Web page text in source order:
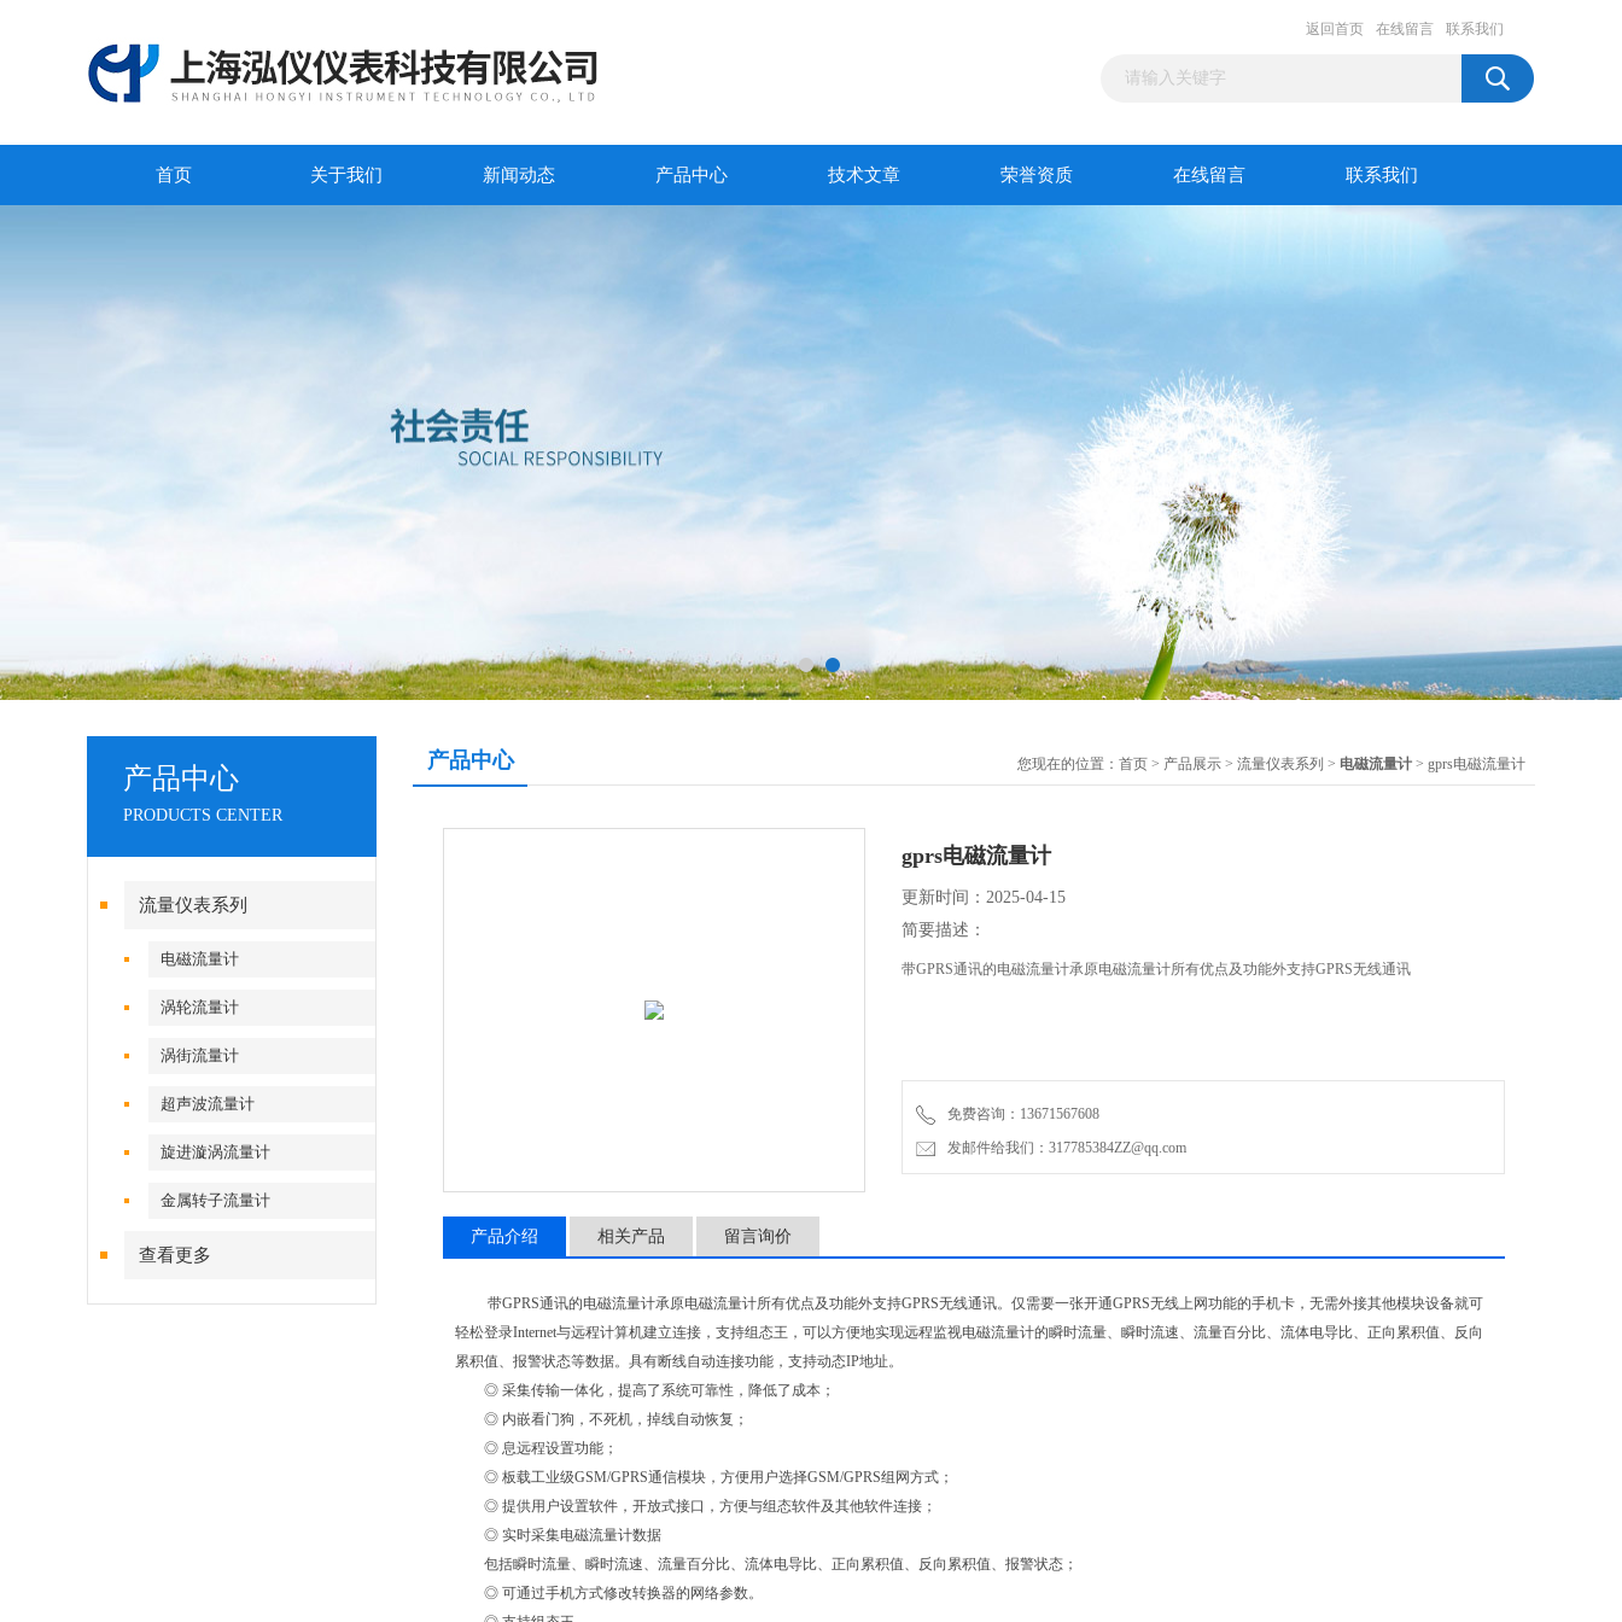
返回首页 在线留言 联系我们
首页 关于我们 新闻动态 产品中心 技术文章 荣誉资质 在线留言 联系我们
产品中心
PRODUCTS CENTER
流量仪表系列
电磁流量计
涡轮流量计
涡街流量计
超声波流量计
旋进漩涡流量计
金属转子流量计
查看更多
产品中心 您现在的位置： 首页 > 产品展示 > 流量仪表系列 > 电磁流量计 > gprs电磁流量计
gprs电磁流量计
更新时间：2025-04-15
简要描述：
带GPRS通讯的电磁流量计承原电磁流量计所有优点及功能外支持GPRS无线通讯
免费咨询：13671567608
发邮件给我们：317785384ZZ@qq.com
产品介绍 相关产品 留言询价
带GPRS通讯的电磁流量计承原电磁流量计所有优点及功能外支持GPRS无线通讯。仅需要一张开通GPRS无线上网功能的手机卡，无需外接其他模块设备就可
轻松登录Internet与远程计算机建立连接，支持组态王，可以方便地实现远程监视电磁流量计的瞬时流量、瞬时流速、流量百分比、流体电导比、正向累积值、反向
累积值、报警状态等数据。具有断线自动连接功能，支持动态IP地址。
◎ 采集传输一体化，提高了系统可靠性，降低了成本；
◎ 内嵌看门狗，不死机，掉线自动恢复；
◎ 息远程设置功能；
◎ 板载工业级GSM/GPRS通信模块，方便用户选择GSM/GPRS组网方式；
◎ 提供用户设置软件，开放式接口，方便与组态软件及其他软件连接；
◎ 实时采集电磁流量计数据
包括瞬时流量、瞬时流速、流量百分比、流体电导比、正向累积值、反向累积值、报警状态；
◎ 可通过手机方式修改转换器的网络参数。